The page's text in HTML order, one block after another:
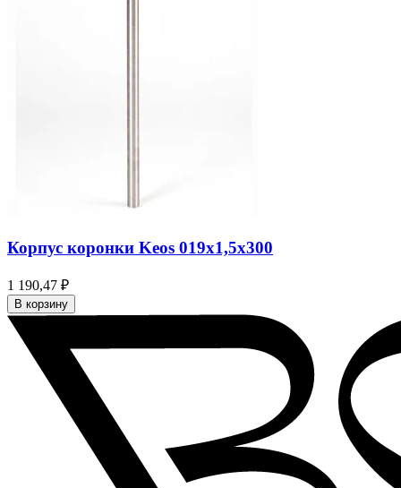
Корпус коронки Keos 019x1,5x300
1 190,47 ₽
В корзину